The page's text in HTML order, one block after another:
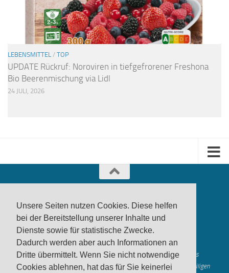
Unsere Seiten nutzen Cookies. Diese helfen
bei der Bereitstellung unserer Inhalte und
Dienste sowie für statistische Zwecke.
Dadurch werden aber auch Informationen an
Dritte übermittelt. Wenn Sie nicht notwendige
Cookies ablehnen, hat das für Sie keinerlei
LEBENSMITTEL / TOP
UPDATE Rückruf: Noroviren in tiefgefrorener Freshona
Bio Beerenmischung via Lidl
24 JULI, 2026
produktwarnung.eu - 2007-2026
Made in Gerstetten |Medienzentrum Gerstetten
Alle genannten Marken, Warenzeichen und Logos innerhalb dieses
Medienangebotes sind durch die Marken- und Urheberechte der jeweiligen